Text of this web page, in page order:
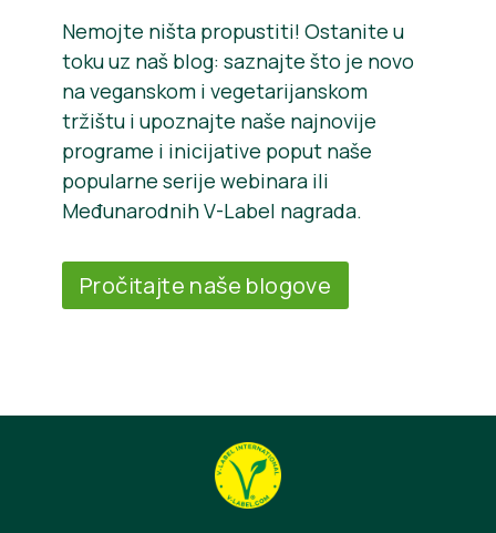
Nemojte ništa propustiti! Ostanite u
toku uz naš blog: saznajte što je novo
na veganskom i vegetarijanskom
tržištu i upoznajte naše najnovije
programe i inicijative poput naše
popularne serije webinara ili
Međunarodnih V-Label nagrada.
Pročitajte naše blogove